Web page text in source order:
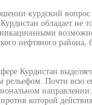
курдский
обладает не
нефтяного
Курдистан
Почти всю
которой